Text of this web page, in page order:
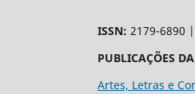
ISSN: 2179-6890 |
PUBLICAÇÕES
Artes, Letras e